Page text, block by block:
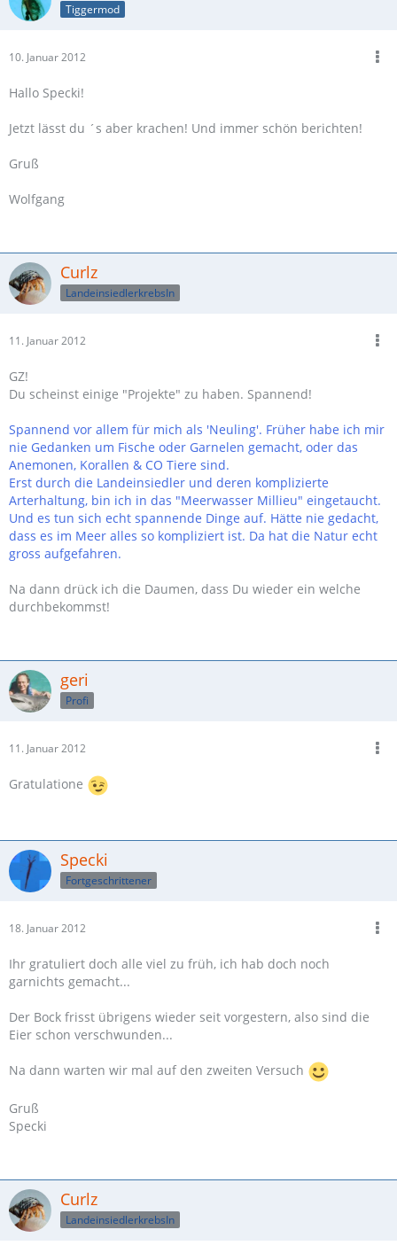
Tiggermod
10. Januar 2012
Hallo Specki!
Jetzt lässt du ´s aber krachen! Und immer schön berichten!
Gruß
Wolfgang
Curlz
LandeinsiedlerkrebsIn
11. Januar 2012
GZ!
Du scheinst einige "Projekte" zu haben. Spannend!
Spannend vor allem für mich als 'Neuling'. Früher habe ich mir
nie Gedanken um Fische oder Garnelen gemacht, oder das
Anemonen, Korallen & CO Tiere sind.
Erst durch die Landeinsiedler und deren komplizierte
Arterhaltung, bin ich in das "Meerwasser Millieu" eingetaucht.
Und es tun sich echt spannende Dinge auf. Hätte nie gedacht,
dass es im Meer alles so kompliziert ist. Da hat die Natur echt
gross aufgefahren.
Na dann drück ich die Daumen, dass Du wieder ein welche
durchbekommst!
geri
Profi
11. Januar 2012
Gratulatione
Specki
Fortgeschrittener
18. Januar 2012
Ihr gratuliert doch alle viel zu früh, ich hab doch noch
garnichts gemacht...
Der Bock frisst übrigens wieder seit vorgestern, also sind die
Eier schon verschwunden...
Na dann warten wir mal auf den zweiten Versuch
Gruß
Specki
Curlz
LandeinsiedlerkrebsIn